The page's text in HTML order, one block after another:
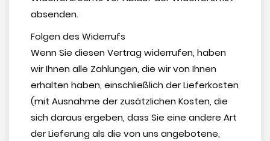
absenden.
Folgen des Widerrufs
Wenn Sie diesen Vertrag widerrufen, haben
wir Ihnen alle Zahlungen, die wir von Ihnen
erhalten haben, einschließlich der Lieferkosten
(mit Ausnahme der zusätzlichen Kosten, die
sich daraus ergeben, dass Sie eine andere Art
der Lieferung als die von uns angebotene,